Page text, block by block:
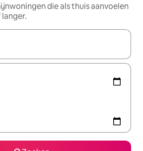
die als thuis aanvoelen
beschikbaar zijn, maak je een keuze